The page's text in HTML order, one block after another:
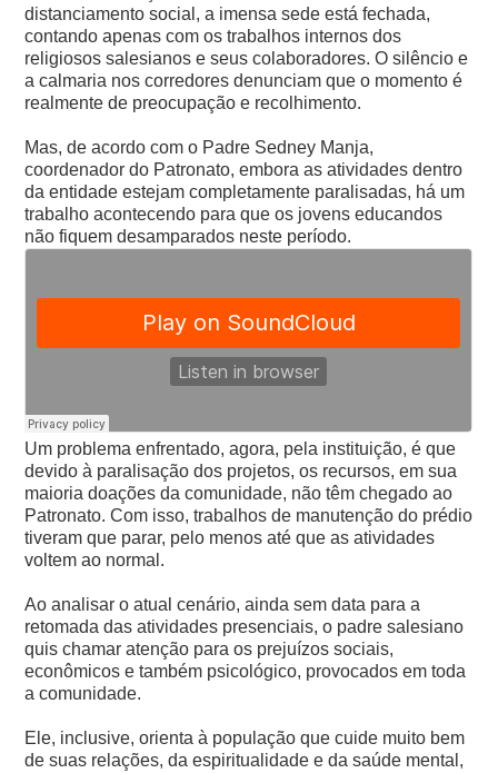
distanciamento social, a imensa sede está fechada,
contando apenas com os trabalhos internos dos
religiosos salesianos e seus colaboradores. O silêncio e
a calmaria nos corredores denunciam que o momento é
realmente de preocupação e recolhimento.
Mas, de acordo com o Padre Sedney Manja,
coordenador do Patronato, embora as atividades dentro
da entidade estejam completamente paralisadas, há um
trabalho acontecendo para que os jovens educandos
não fiquem desamparados neste período.
Um problema enfrentado, agora, pela instituição, é que
devido à paralisação dos projetos, os recursos, em sua
maioria doações da comunidade, não têm chegado ao
Patronato. Com isso, trabalhos de manutenção do prédio
tiveram que parar, pelo menos até que as atividades
voltem ao normal.
Ao analisar o atual cenário, ainda sem data para a
retomada das atividades presenciais, o padre salesiano
quis chamar atenção para os prejuízos sociais,
econômicos e também psicológico, provocados em toda
a comunidade.
Ele, inclusive, orienta à população que cuide muito bem
de suas relações, da espiritualidade e da saúde mental,